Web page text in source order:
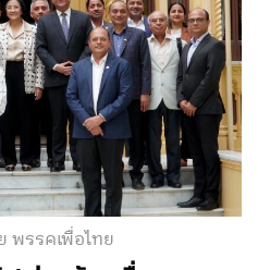
พรรคเพื่อไทย